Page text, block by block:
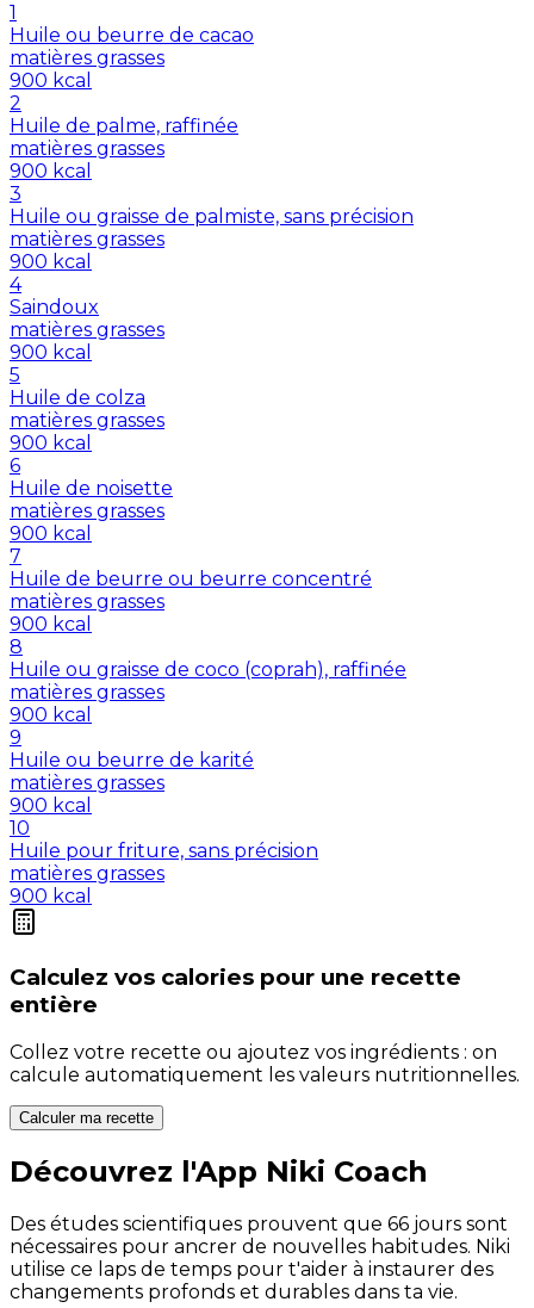
1
Huile ou beurre de cacao
matières grasses
900 kcal
2
Huile de palme, raffinée
matières grasses
900 kcal
3
Huile ou graisse de palmiste, sans précision
matières grasses
900 kcal
4
Saindoux
matières grasses
900 kcal
5
Huile de colza
matières grasses
900 kcal
6
Huile de noisette
matières grasses
900 kcal
7
Huile de beurre ou beurre concentré
matières grasses
900 kcal
8
Huile ou graisse de coco (coprah), raffinée
matières grasses
900 kcal
9
Huile ou beurre de karité
matières grasses
900 kcal
10
Huile pour friture, sans précision
matières grasses
900 kcal
Calculez vos calories pour une recette
entière
Collez votre recette ou ajoutez vos ingrédients : on
calcule automatiquement les valeurs nutritionnelles.
Calculer ma recette
Découvrez l'App Niki Coach
Des études scientifiques prouvent que 66 jours sont
nécessaires pour ancrer de nouvelles habitudes. Niki
utilise ce laps de temps pour t'aider à instaurer des
changements profonds et durables dans ta vie.